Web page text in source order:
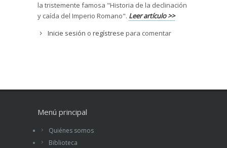
la tristemente famosa "Historia de la declinación
y caída del Imperio Romano". Leer artículo >>
Inicie sesión o regístrese para comentar
Menú principal
Quiénes somos
Biblioteca